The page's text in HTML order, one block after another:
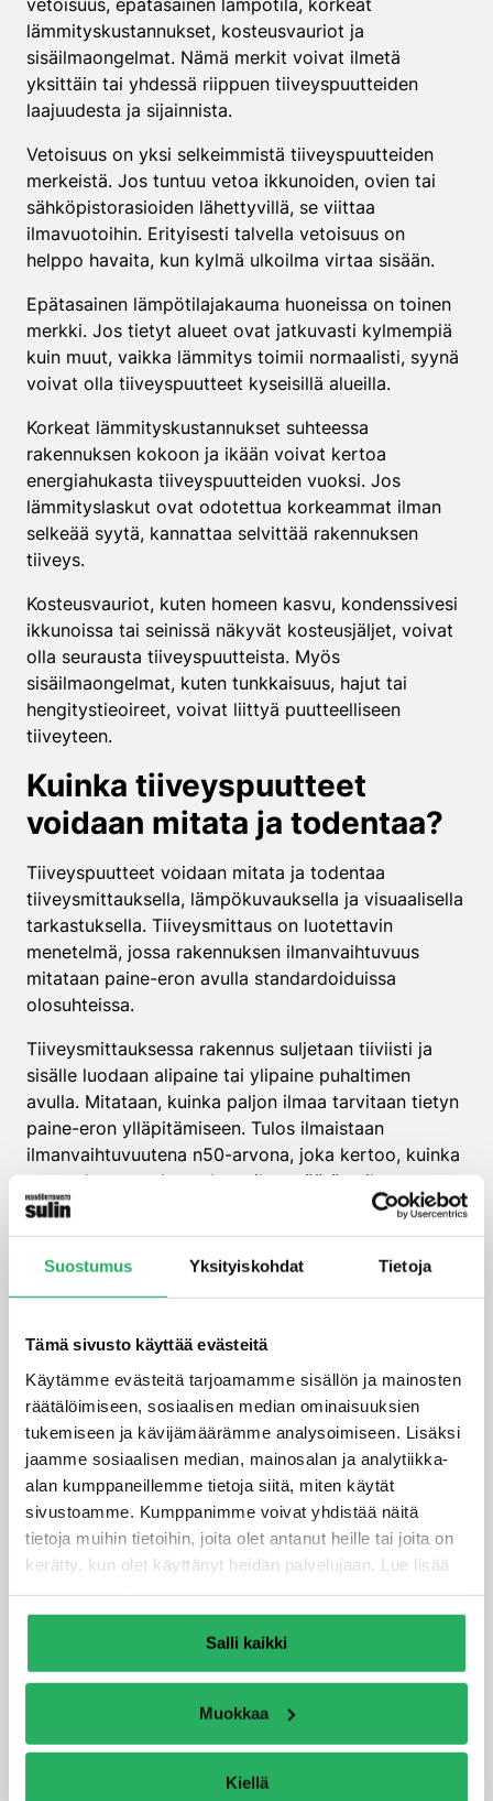
Suostumus Yksityiskohdat Tietoja
Tämä sivusto käyttää evästeitä
Käytämme evästeitä tarjoamamme sisällön ja mainosten
räätälöimiseen, sosiaalisen median ominaisuuksien
tukemiseen ja kävijämäärämme analysoimiseen. Lisäksi
jaamme sosiaalisen median, mainosalan ja analytiikka-
alan kumppaneillemme tietoja siitä, miten käytät
sivustoamme. Kumppanimme voivat yhdistää näitä
tietoja muihin tietoihin, joita olet antanut heille tai joita on
kerätty, kun olet käyttänyt heidän palvelujaan. Lue lisää
Salli kaikki
Muokkaa
Kiellä
vetoisuus, epätasainen lämpötila, korkeat
lämmityskustannukset, kosteusvauriot ja
sisäilmaongelmat. Nämä merkit voivat ilmetä
yksittäin tai yhdessä riippuen tiiveyspuutteiden
laajuudesta ja sijainnista.
Vetoisuus on yksi selkeimmistä tiiveyspuutteiden
merkeistä. Jos tuntuu vetoa ikkunoiden, ovien tai
sähköpistorasioiden lähettyvillä, se viittaa
ilmavuotoihin. Erityisesti talvella vetoisuus on
helppo havaita, kun kylmä ulkoilma virtaa sisään.
Epätasainen lämpötilajakauma huoneissa on toinen
merkki. Jos tietyt alueet ovat jatkuvasti kylmempiä
kuin muut, vaikka lämmitys toimii normaalisti, syynä
voivat olla tiiveyspuutteet kyseisillä alueilla.
Korkeat lämmityskustannukset suhteessa
rakennuksen kokoon ja ikään voivat kertoa
energiahukasta tiiveyspuutteiden vuoksi. Jos
lämmityslaskut ovat odotettua korkeammat ilman
selkeää syytä, kannattaa selvittää rakennuksen
tiiveys.
Kosteusvauriot, kuten homeen kasvu, kondenssivesi
ikkunoissa tai seinissä näkyvät kosteusjäljet, voivat
olla seurausta tiiveyspuutteista. Myös
sisäilmaongelmat, kuten tunkkaisuus, hajut tai
hengitystieoireet, voivat liittyä puutteelliseen
tiiveyteen.
Kuinka tiiveyspuutteet
voidaan mitata ja todentaa?
Tiiveyspuutteet voidaan mitata ja todentaa
tiiveysmittauksella, lämpökuvauksella ja visuaalisella
tarkastuksella. Tiiveysmittaus on luotettavin
menetelmä, jossa rakennuksen ilmanvaihtuvuus
mitataan paine-eron avulla standardoiduissa
olosuhteissa.
Tiiveysmittauksessa rakennus suljetaan tiiviisti ja
sisälle luodaan alipaine tai ylipaine puhaltimen
avulla. Mitataan, kuinka paljon ilmaa tarvitaan tietyn
paine-eron ylläpitämiseen. Tulos ilmaistaan
ilmanvaihtuvuutena n50-arvona, joka kertoo, kuinka
monta kertaa rakennuksen ilmamäärä vaihtuu
tunnissa 50 pascalin paine-erossa.
paikantamiseen. Se näyttää lämpötilaeroja
rakennuksen pinnoilla, mikä paljastaa
talvella, kun sisä- ja ulkolämpötilan ero on suuri.
Savukynttilöiden tai savupatruunoiden avulla
voidaan havaita ilmavirtauksia epäillyissä
vuotokohdissa. Tämä yksinkertainen menetelmä
sopii erityisesti tiiveysmittauksen yhteydessä
tehtävään vuotokohtien paikantamiseen.
Visuaalinen tarkastus paljastaa näkyvät
tiiveyspuutteet, kuten halkeamat, aukot ja puuttuvat
ikkunoiden ja ovien karmeihin, sähköläpivienteihin
Mitkä ovat yleisimmät
tiiveyspuutteiden
korjaustavat?